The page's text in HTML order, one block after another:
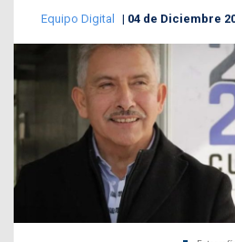
Equipo Digital 04 de Diciembre